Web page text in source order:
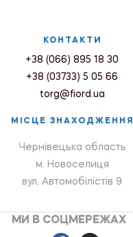
КОНТАКТИ
+38 (066) 895 18 30
+38 (03733) 5 05 66
torg@fiord.ua
МІСЦЕ ЗНАХОДЖЕННЯ
Чернівецька область
м. Новоселиця
вул. Автомобілістів 9
МИ В СОЦМЕРЕЖАХ